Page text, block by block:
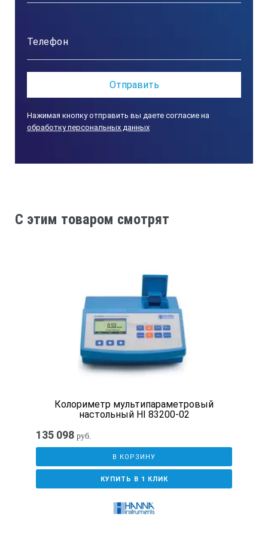
высокая воспроизводимость
выбор трех источников света
баланс черного и белого объектов
программное обеспечение для оценки
ТЕХНИЧЕСКИЕ ХАРАКТЕРИСТИКИ PCE-TCR
Система освещения
Источник света
стандартный белый свет
10° согласно стандартам CIE
Нажимая кнопку отправить вы даете согласие на
обработку персональных данных
C этим товаром смотрят
Колориметр мультипараметровый
настольный HI 83200-02
135 098 руб.
В КОРЗИНУ
КУПИТЬ В 1 КЛИК